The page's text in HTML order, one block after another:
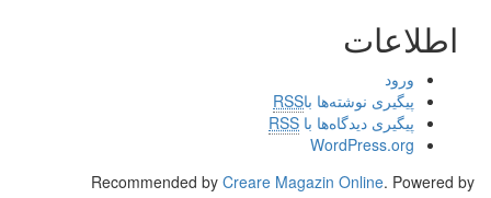
اطلاعات
ورود
پیگیری نوشته‌ها باRSS
پیگیری دیدگاه‌ها با RSS
WordPress.org
Recommended by Creare Magazin Online. Powered by